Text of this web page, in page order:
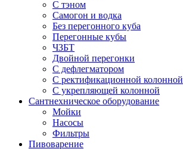
С тэном
Самогон и водка
Без перегонного куба
Перегонные кубы
ЧЗБТ
Двойной перегонки
С дефлегматором
С ректификационной колонной
С укрепляющей колонной
Сантнехническое оборудование
Мойки
Насосы
Фильтры
Пивоварение